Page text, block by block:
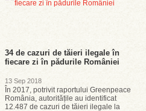
34 de cazuri de tăieri ilegale în
fiecare zi în pădurile României
13 Sep 2018
În 2017, potrivit raportului Greenpeace
România, autoritățile au identificat
12.487 de cazuri de tăieri ilegale la